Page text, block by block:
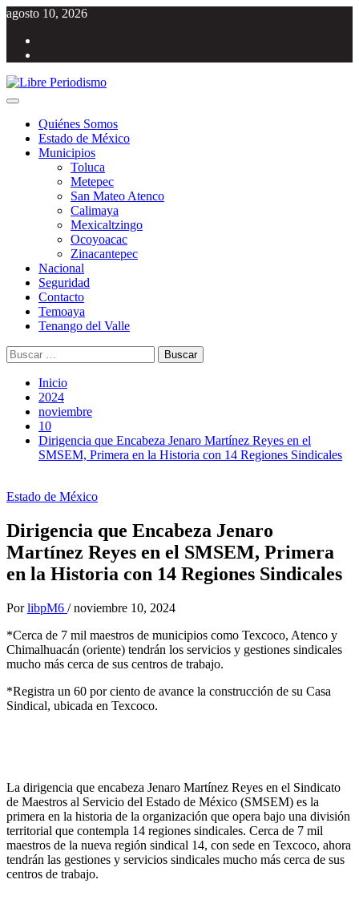
Saltar
contenido
agosto 10, 2026
Menú
principalQuiénes Somos
Estado de México
Municipios
Toluca
Metepec
San Mateo Atenco
Calimaya
Mexicaltzingo
Ocoyoacac
Zinacantepec
Nacional
Seguridad
Contacto
Temoaya
Tenango del Valle
Buscar:
Inicio
2024
noviembre
10
Dirigencia que Encabeza Jenaro Martínez Reyes en el
SMSEM, Primera en la Historia con 14 Regiones Sindicales
Estado de México
Dirigencia que Encabeza Jenaro
Martínez Reyes en el SMSEM, Primera
en la Historia con 14 Regiones Sindicales
Por libpM6 / noviembre 10, 2024
*Cerca de 7 mil maestros de municipios como Texcoco, Atenco y
Chimalhuacán (oriente) tendrán los servicios y gestiones sindicales
mucho más cerca de sus centros de trabajo.
*Registra un 60 por ciento de avance la construcción de su Casa
Sindical, ubicada en Texcoco.
La dirigencia que encabeza Jenaro Martínez Reyes en el Sindicato
de Maestros al Servicio del Estado de México (SMSEM) es la
primera en la historia de la organización que opera bajo una división
territorial que contempla 14 regiones sindicales. Cerca de 7 mil
maestros de la nueva región sindical 14, con sede en Texcoco, ahora
tendrán las gestiones y servicios sindicales mucho más cerca de sus
centros de trabajo.